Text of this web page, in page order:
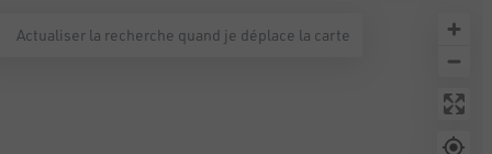
Actualiser la recherche quand je déplace la carte